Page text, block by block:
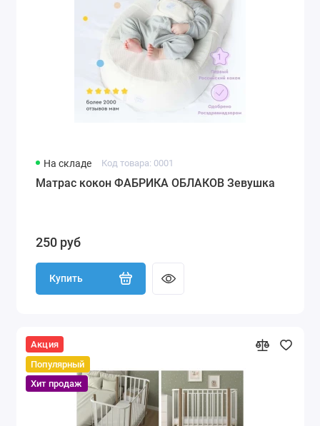
На складе Код товара: 0001
Матрас кокон ФАБРИКА ОБЛАКОВ Зевушка
250 руб
Купить
Акция
Популярный
Хит продаж